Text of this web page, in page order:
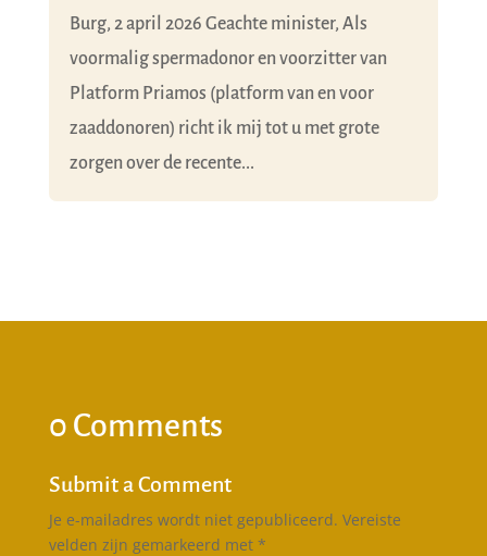
Burg, 2 april 2026 Geachte minister, Als
voormalig spermadonor en voorzitter van
Platform Priamos (platform van en voor
zaaddonoren) richt ik mij tot u met grote
zorgen over de recente...
0 Comments
Submit a Comment
Je e-mailadres wordt niet gepubliceerd. Vereiste
velden zijn gemarkeerd met *